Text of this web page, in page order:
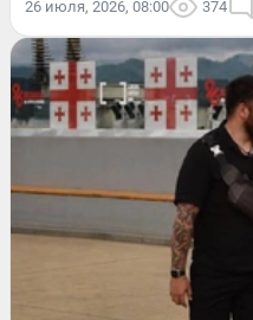
26 июля, 2026, 08:00 374